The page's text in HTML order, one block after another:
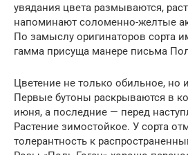
увядания цвета размываются,
напоминают соломенно-желтые
По замыслу оригинаторов сорта
гамма присуща манере письма
Цветение не только обильное, но
Первые бутоны раскрываются в
июня, а последние — перед
Растение зимостойкое. У сорта
толерантность к